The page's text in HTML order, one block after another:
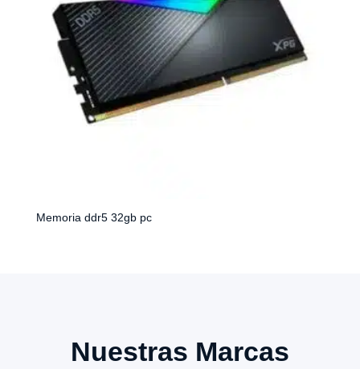
Memoria ddr5 32gb pc
Nuestras Marcas